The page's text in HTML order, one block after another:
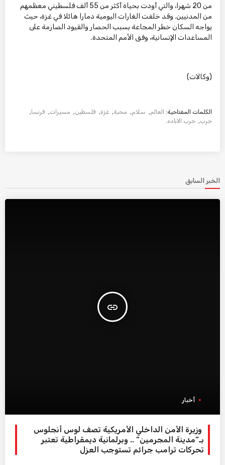
من 20 شهرا، والتي أودت بحياة أكثر من 55 ألف فلسطيني معظمهم
من المدنيين. وقد خلفت الغارات اليومية دمارا هائلا في غزة، حيث
يواجه السكان خطر المجاعة بسبب الحصار والقيود الصارمة على
المساعدات الإنسانية، وفق الأمم المتحدة.
(وكالات)
الكلمات المفتاحية: العالم, سلام, محبة, غزة, فلسطين, مسيرات, فرنسا,
حرب, حرب الاباده.
الخبر السابق
insert_link
أخبار
وزيرة الأمن الداخلي الأمريكية تصف لوس أنجلوس
بـ”مدينة المجرمين” .. وبرلمانية ديمقراطية تعتبر
تحركات ترامب جرائم تستوجب العزل